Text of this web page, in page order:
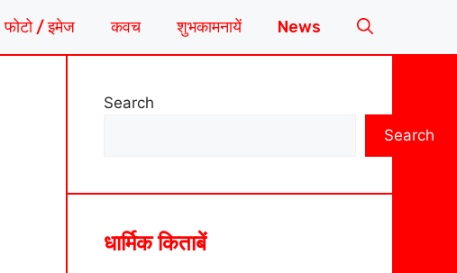
फोटो / इमेज कवच शुभकामनायें News
Search
Search
धार्मिक किताबें